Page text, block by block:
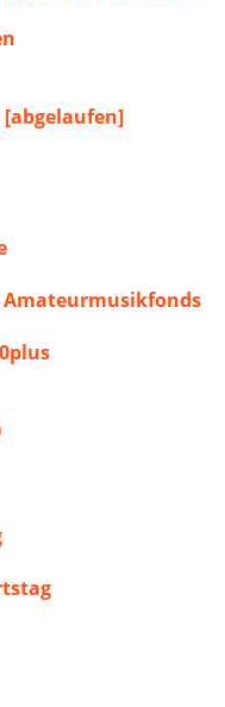
[abgelaufen]
Amateurmusikfonds